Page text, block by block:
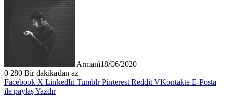
Armanî18/06/2020
0 280 Bir dakikadan az
Facebook X LinkedIn Tumblr Pinterest Reddit VKontakte E-Posta
ile paylaşYazdır